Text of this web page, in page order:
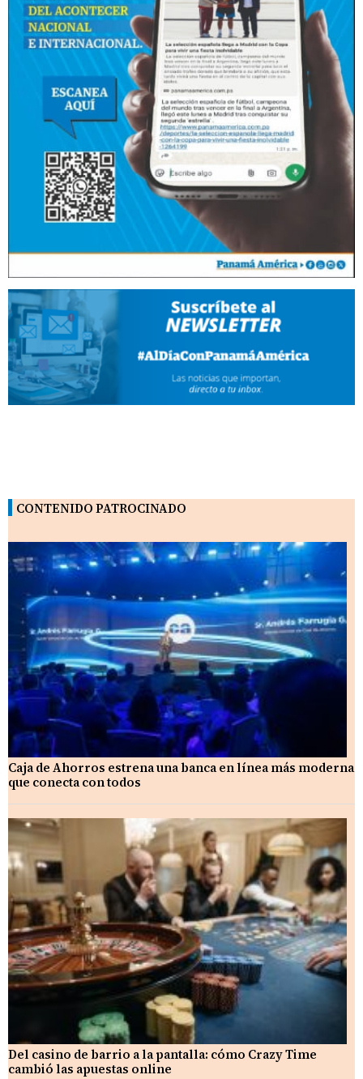
CONTENIDO PATROCINADO
Caja de Ahorros estrena una banca en línea más moderna
que conecta con todos
Del casino de barrio a la pantalla: cómo Crazy Time
cambió las apuestas online